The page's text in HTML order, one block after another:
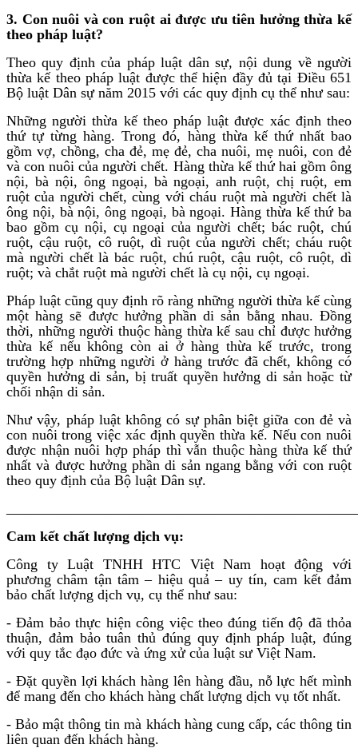
3. Con nuôi và con ruột ai được ưu tiên hưởng thừa kế
theo pháp luật?
Theo quy định của pháp luật dân sự, nội dung về người
thừa kế theo pháp luật được thể hiện đầy đủ tại Điều 651
Bộ luật Dân sự năm 2015 với các quy định cụ thể như sau:
Những người thừa kế theo pháp luật được xác định theo
thứ tự từng hàng. Trong đó, hàng thừa kế thứ nhất bao
gồm vợ, chồng, cha đẻ, mẹ đẻ, cha nuôi, mẹ nuôi, con đẻ
và con nuôi của người chết. Hàng thừa kế thứ hai gồm ông
nội, bà nội, ông ngoại, bà ngoại, anh ruột, chị ruột, em
ruột của người chết, cùng với cháu ruột mà người chết là
ông nội, bà nội, ông ngoại, bà ngoại. Hàng thừa kế thứ ba
bao gồm cụ nội, cụ ngoại của người chết; bác ruột, chú
ruột, cậu ruột, cô ruột, dì ruột của người chết; cháu ruột
mà người chết là bác ruột, chú ruột, cậu ruột, cô ruột, dì
ruột; và chắt ruột mà người chết là cụ nội, cụ ngoại.
Pháp luật cũng quy định rõ ràng những người thừa kế cùng
một hàng sẽ được hưởng phần di sản bằng nhau. Đồng
thời, những người thuộc hàng thừa kế sau chỉ được hưởng
thừa kế nếu không còn ai ở hàng thừa kế trước, trong
trường hợp những người ở hàng trước đã chết, không có
quyền hưởng di sản, bị truất quyền hưởng di sản hoặc từ
chối nhận di sản.
Như vậy, pháp luật không có sự phân biệt giữa con đẻ và
con nuôi trong việc xác định quyền thừa kế. Nếu con nuôi
được nhận nuôi hợp pháp thì vẫn thuộc hàng thừa kế thứ
nhất và được hưởng phần di sản ngang bằng với con ruột
theo quy định của Bộ luật Dân sự.
Cam kết chất lượng dịch vụ:
Công ty Luật TNHH HTC Việt Nam hoạt động với
phương châm tận tâm – hiệu quả – uy tín, cam kết đảm
bảo chất lượng dịch vụ, cụ thể như sau:
- Đảm bảo thực hiện công việc theo đúng tiến độ đã thỏa
thuận, đảm bảo tuân thủ đúng quy định pháp luật, đúng
với quy tắc đạo đức và ứng xử của luật sư Việt Nam.
- Đặt quyền lợi khách hàng lên hàng đầu, nỗ lực hết mình
để mang đến cho khách hàng chất lượng dịch vụ tốt nhất.
- Bảo mật thông tin mà khách hàng cung cấp, các thông tin
liên quan đến khách hàng.